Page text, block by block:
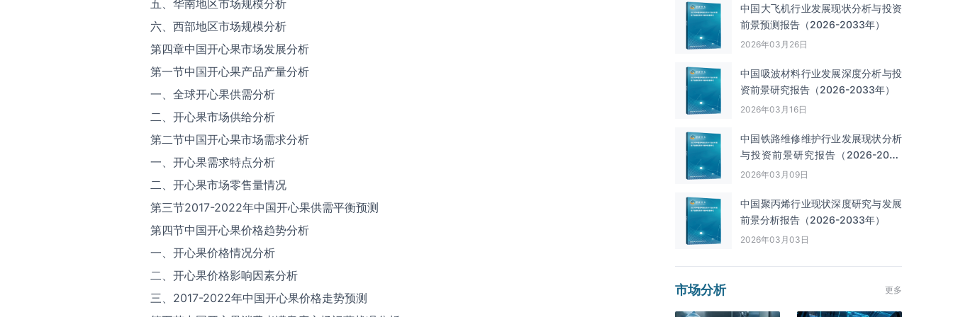
五、华南地区市场规模分析
六、西部地区市场规模分析
第四章中国开心果市场发展分析
第一节中国开心果产品产量分析
一、全球开心果供需分析
二、开心果市场供给分析
第二节中国开心果市场需求分析
一、开心果需求特点分析
二、开心果市场零售量情况
第三节2017-2022年中国开心果供需平衡预测
第四节中国开心果价格趋势分析
一、开心果价格情况分析
二、开心果价格影响因素分析
三、2017-2022年中国开心果价格走势预测
中国大飞机行业发展现状分析与投资
前景预测报告（2026-2033年）
2026年03月26日
中国吸波材料行业发展深度分析与投
资前景研究报告（2026-2033年）
2026年03月16日
中国铁路维修维护行业发展现状分析
与投资前景研究报告（2026-2033
年）
2026年03月09日
中国聚丙烯行业现状深度研究与发展
前景分析报告（2026-2033年）
2026年03月03日
市场分析 更多